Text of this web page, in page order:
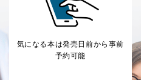
た者が法令の定める事務を遂行
する必要がある場合であって
により当該事務の遂行に支障
き。
上記２．の利用目的を実施す
だ企業に、業務の一部として
託・提供する場合、その業務
気になる本は発売日前から事前
予約可能